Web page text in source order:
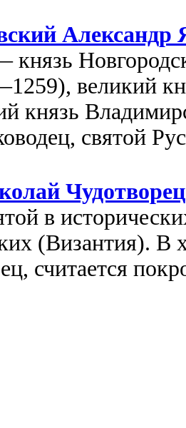
Александр
князь
великий
князь
святой
Чудотворец
в
(Византия). В
считается